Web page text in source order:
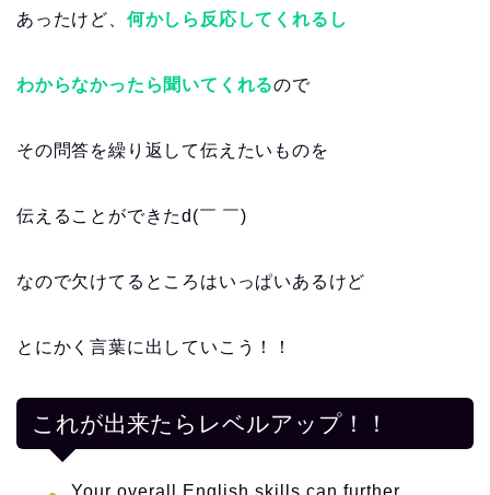
あったけど、 何かしら反応してくれるし
わからなかったら聞いてくれるので
その問答を繰り返して伝えたいものを
伝えることができたd(￣ ￣)
なので欠けてるところはいっぱいあるけど
とにかく言葉に出していこう！！
これが出来たらレベルアップ！！